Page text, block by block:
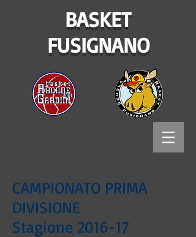
BASKET
FUSIGNANO
CAMPIONATO PRIMA
DIVISIONE
Stagione 2016-17